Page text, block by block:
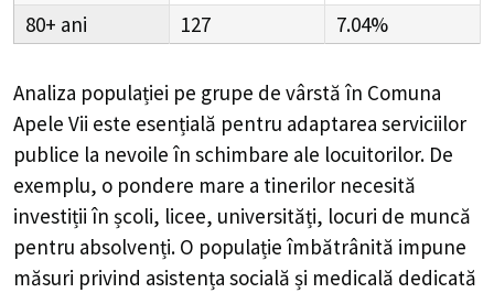
80+
127 7.04%
Analiza populației pe grupe de vârstă în Comuna
Apele Vii este esențială pentru adaptarea serviciilor
publice la nevoile în schimbare ale locuitorilor. De
exemplu, o pondere mare a tinerilor necesită
investiții în școli, licee, universități, locuri de muncă
pentru absolvenți. O populație îmbătrânită impune
măsuri privind asistența socială și medicală dedicată